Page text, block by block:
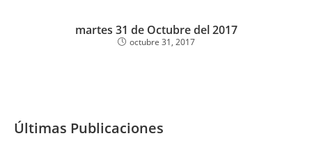
martes 31 de Octubre del 2017
octubre 31, 2017
Últimas Publicaciones